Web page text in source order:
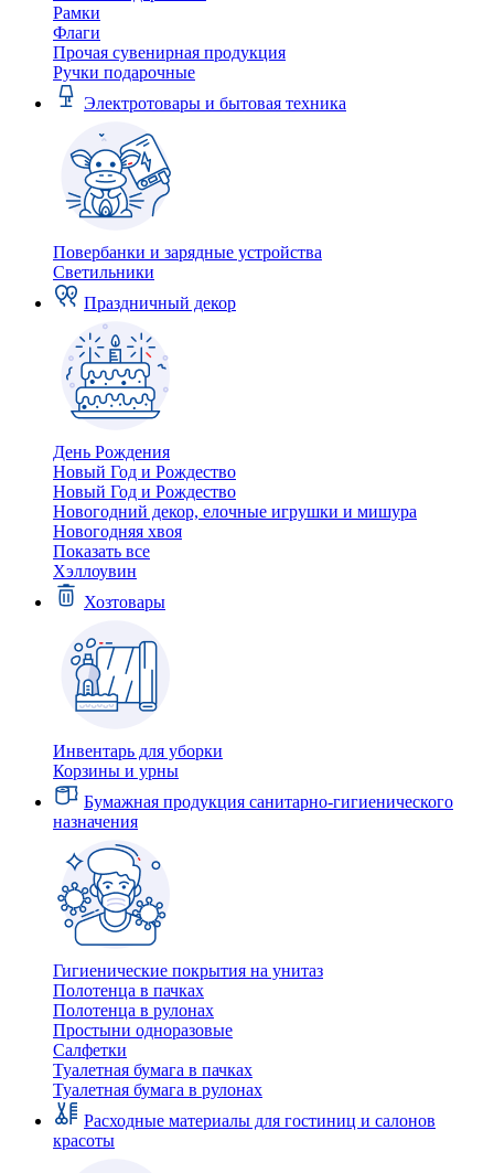
Рамки
Флаги
Прочая сувенирная продукция
Ручки подарочные
Электротовары и бытовая техника
Повербанки и зарядные устройства
Светильники
Праздничный декор
День Рождения
Новый Год и Рождество
Новый Год и Рождество
Новогодний декор, елочные игрушки и мишура
Новогодняя хвоя
Показать все
Хэллоувин
Хозтовары
Инвентарь для уборки
Корзины и урны
Бумажная продукция санитарно-гигиенического
назначения
Гигиенические покрытия на унитаз
Полотенца в пачках
Полотенца в рулонах
Простыни одноразовые
Салфетки
Туалетная бумага в пачках
Туалетная бумага в рулонах
Расходные материалы для гостиниц и салонов
красоты